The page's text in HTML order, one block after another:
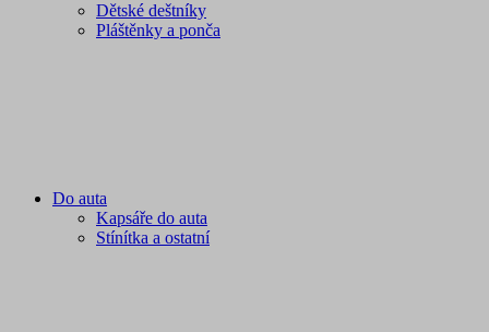
Dětské deštníky
Pláštěnky a ponča
Do auta
Kapsáře do auta
Stínítka a ostatní